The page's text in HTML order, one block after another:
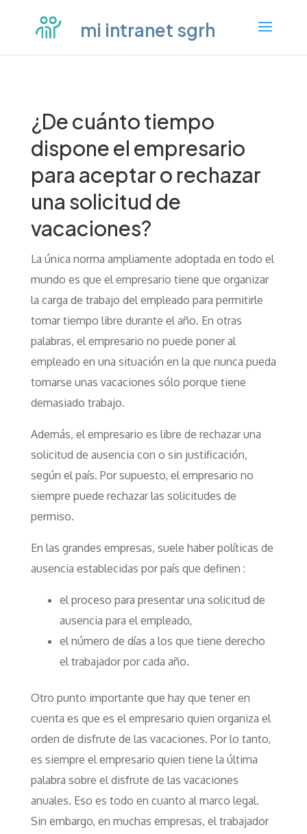
¿De cuánto tiempo
dispone el empresario
para aceptar o rechazar
una solicitud de
vacaciones?
La única norma ampliamente adoptada en todo el
mundo es que el empresario tiene que organizar
la carga de trabajo del empleado para permitirle
tomar tiempo libre durante el año. En otras
palabras, el empresario no puede poner al
empleado en una situación en la que nunca pueda
tomarse unas vacaciones sólo porque tiene
demasiado trabajo.
Además, el empresario es libre de rechazar una
solicitud de ausencia con o sin justificación,
según el país. Por supuesto, el empresario no
siempre puede rechazar las solicitudes de
permiso.
En las grandes empresas, suele haber políticas de
ausencia establecidas por país que definen :
el proceso para presentar una solicitud de
ausencia para el empleado,
el número de días a los que tiene derecho
el trabajador por cada año.
Otro punto importante que hay que tener en
cuenta es que es el empresario quien organiza el
orden de disfrute de las vacaciones. Por lo tanto,
es siempre el empresario quien tiene la última
palabra sobre el disfrute de las vacaciones
anuales. Eso es todo en cuanto al marco legal.
Sin embargo, en muchas empresas, el trabajador
mi intranet sgrh